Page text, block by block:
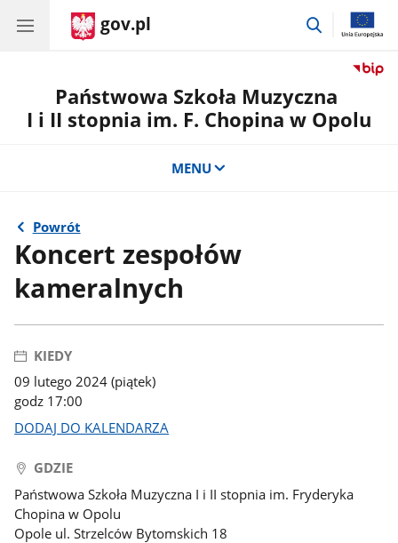
gov.pl
przejdź
Państwowa Szkoła Muzyczna
I i II stopnia im. F. Chopina w Opolu
MENU
Powrót
Koncert zespołów
kameralnych
KIEDY
09 lutego 2024 (piątek)
godz 17:00
DODAJ DO KALENDARZA
GDZIE
Państwowa Szkoła Muzyczna I i II stopnia im. Fryderyka
Chopina w Opolu
Opole ul. Strzelców Bytomskich 18